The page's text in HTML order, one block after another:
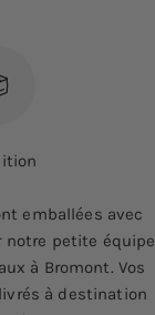
emballées avec
notre petite équipe
à Bromont. Vos
à destination